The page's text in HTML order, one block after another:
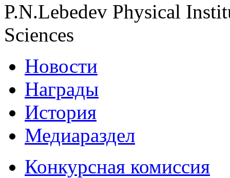
P.N.Lebedev Physical
Sciences
Новости
Награды
История
Медиараздел
Конкурсная комиссия